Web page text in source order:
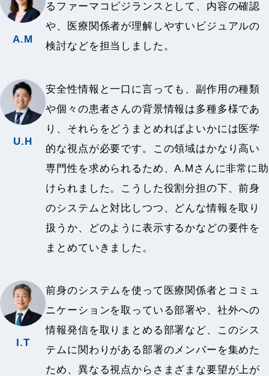
A.M
るファーマコビジランスとして、内容の確認
や、医療関係者が理解しやすいビジュアルの
検討などを担当しました。
U.H
安全性情報と一口に言っても、副作用の種類
や個々の患者さんの背景情報は多種多様であ
り、それらをどうまとめればよいかには医学
的な視点が必要です。この領域はかなり高い
専門性を求められるため、A.Mさんに非常に助
けられました。こうした役割分担の下、前身
のシステムと対比しつつ、どんな情報を取り
扱うか、どのように表示するかなどの要件を
まとめていきました。
I.T
前身のシステムを使って医療関係者とコミュ
ニケーションを取っている部署や、社外への
情報発信を取りまとめる部署など、このシス
テムに関わりがある部署のメンバーを集めた
ため、異なる視点からさまざまな要望が上が